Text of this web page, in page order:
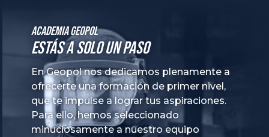
Academia GeoPol
Estás a solo un paso
En Geopol nos dedicamos plenamente a
ofrecerte una formación de primer nivel,
que te impulse a lograr tus aspiraciones.
Para ello, hemos seleccionado
minuciosamente a nuestro equipo